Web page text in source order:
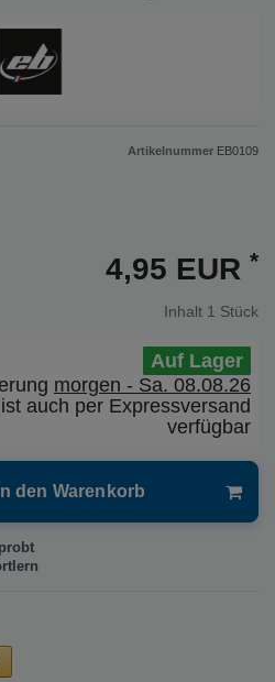
Artikelnummer EB0109
4,95 EUR *
Inhalt 1 Stück
Auf Lager
morgen - Sa. 08.08.26
auch per Expressversand
verfügbar
In den Warenkorb